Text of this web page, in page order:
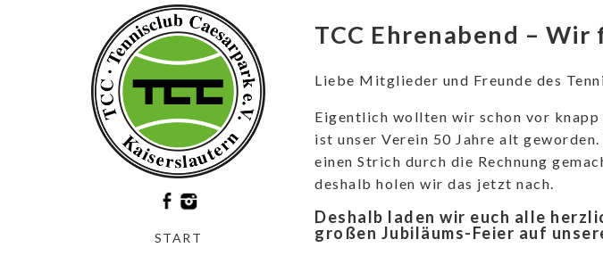
START
TCC Ehrenabend –
Liebe Mitglieder und Freunde des
Eigentlich wollten wir schon vor
ist unser Verein 50 Jahre alt
einen Strich durch die Rechnung
deshalb holen wir das jetzt nach.
Deshalb laden wir euch alle
großen Jubiläums-Feier auf